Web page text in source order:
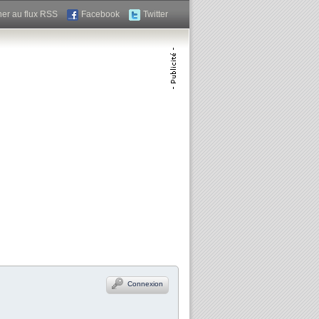
Twitter
Facebook
au flux RSS
Connexion